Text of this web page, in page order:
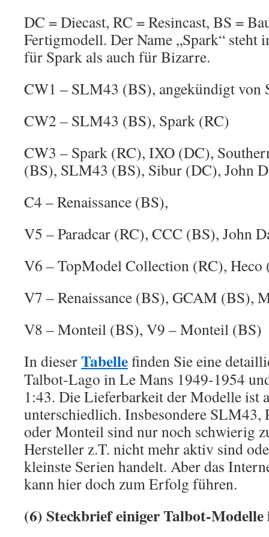
DC = Diecast, RC = Resincast, BS =
Fertigmodell. Der Name „Spark“ steht
für Spark als auch für Bizarre.
CW1 – SLM43 (BS), angekündigt von
CW2 – SLM43 (BS), Spark (RC)
CW3 – Spark (RC), IXO (DC),
(BS), SLM43 (BS), Sibur (DC), John
C4 – Renaissance (BS),
V5 – Paradcar (RC), CCC (BS), John
V6 – TopModel Collection (RC), Heco
V7 – Renaissance (BS), GCAM (BS),
V8 – Monteil (BS), V9 – Monteil (BS)
In dieserTabellefinden Sie eine
Talbot-Lago in Le Mans 1949-1954
1:43. Die Lieferbarkeit der Modelle ist
unterschiedlich. Insbesondere SLM43,
oder Monteil sind nur noch schwierig
Hersteller z.T. nicht mehr aktiv sind
kleinste Serien handelt. Aber das
kann hier doch zum Erfolg führen.
(6) Steckbrief einiger Talbot-Modelle